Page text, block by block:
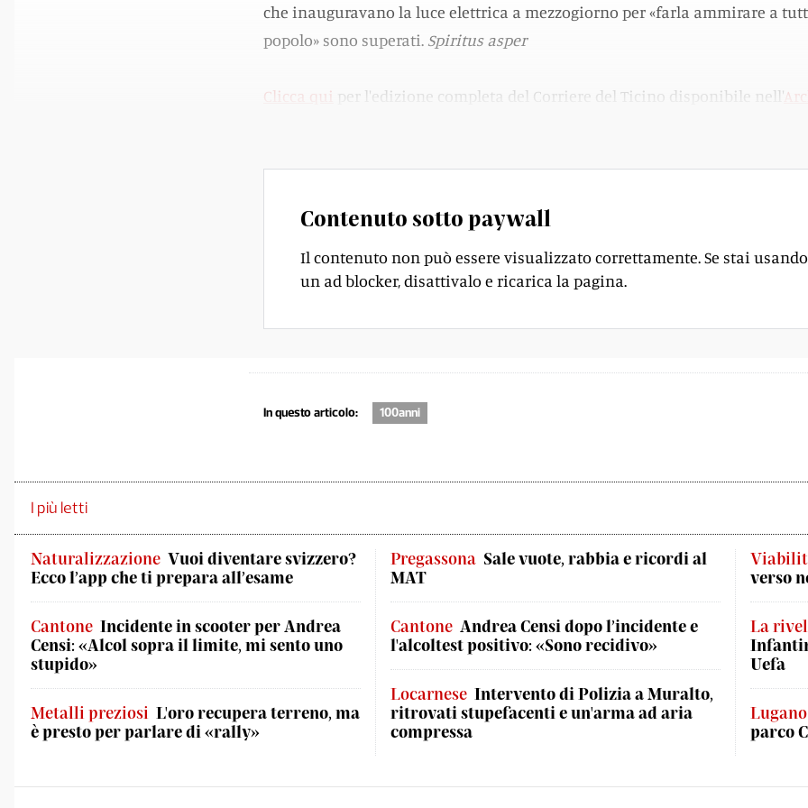
che inauguravano la luce elettrica a mezzogiorno per «farla ammirare a
popolo» sono superati. Spiritus asper
Clicca qui per l'edizione completa del Corriere del Ticino disponibile nell'
Contenuto sotto paywall
Il contenuto non può essere visualizzato correttamente. Se stai usando
un ad blocker, disattivalo e ricarica la pagina.
In questo articolo: 100anni
I più letti
Naturalizzazione Vuoi diventare svizzero?
Ecco l’app che ti prepara all’esame
Cantone Incidente in scooter per Andrea
Censi: «Alcol sopra il limite, mi sento uno
stupido»
Metalli preziosi L'oro recupera terreno, ma
è presto per parlare di «rally»
Pregassona Sale vuote, rabbia e ricordi al
MAT
Cantone Andrea Censi dopo l’incidente e
l'alcoltest positivo: «Sono recidivo»
Locarnese Intervento di Polizia a Muralto,
ritrovati stupefacenti e un'arma ad aria
compressa
verso
La
Uefa
Lugano
parco